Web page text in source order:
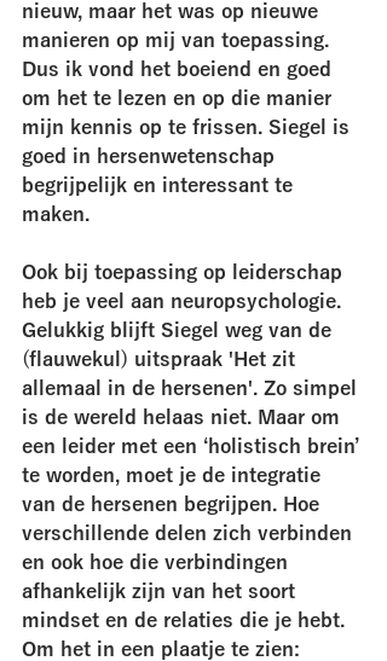
nieuw, maar het was op nieuwe
manieren op mij van toepassing.
Dus ik vond het boeiend en goed
om het te lezen en op die manier
mijn kennis op te frissen. Siegel is
goed in hersenwetenschap
begrijpelijk en interessant te
maken.
Ook bij toepassing op leiderschap
heb je veel aan neuropsychologie.
Gelukkig blijft Siegel weg van de
(flauwekul) uitspraak 'Het zit
allemaal in de hersenen'. Zo simpel
is de wereld helaas niet. Maar om
een leider met een ‘holistisch brein’
te worden, moet je de integratie
van de hersenen begrijpen. Hoe
verschillende delen zich verbinden
en ook hoe die verbindingen
afhankelijk zijn van het soort
mindset en de relaties die je hebt.
Om het in een plaatje te zien: